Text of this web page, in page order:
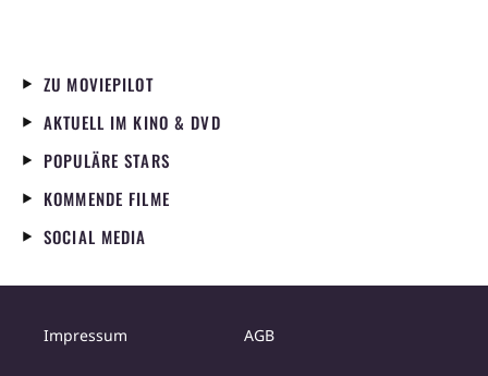
ZU MOVIEPILOT
AKTUELL IM KINO & DVD
POPULÄRE STARS
KOMMENDE FILME
SOCIAL MEDIA
Impressum AGB